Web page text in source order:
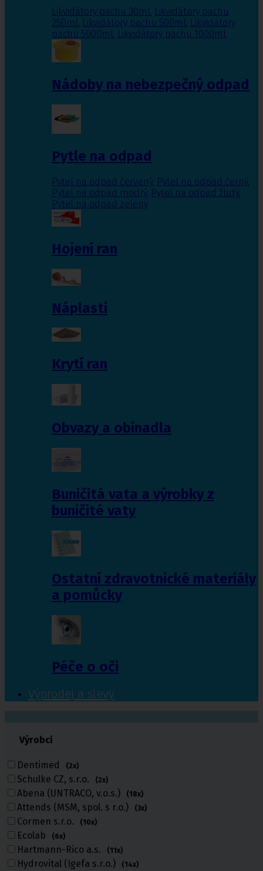
Likvidátory pachu 30ml, Likvidátory pachu
250ml, Likvidátory pachu 500ml, Likvidátory
pachu 5000ml, Likvidátory pachu 1000ml
Nádoby na nebezpečný odpad
Pytle na odpad
Pytel na odpad červený, Pytel na odpad černý,
Pytel na odpad modrý, Pytel na odpad žlutý,
Pytel na odpad zelený
Hojení ran
Náplasti
Krytí ran
Obvazy a obinadla
Buničitá vata a výrobky z
buničité vaty
Ostatní zdravotnické materiály
a pomůcky
Péče o oči
Výprodej a slevy
Výrobci
Dentimed (2x)
Schulke CZ, s.r.o. (2x)
Abena (UNTRACO, v.o.s.) (18x)
Attends (MSM, spol. s r.o.) (3x)
Cormen s.r.o. (10x)
Ecolab (6x)
Hartmann-Rico a.s. (11x)
Hydrovital (Igefa s.r.o.) (14x)
volejte